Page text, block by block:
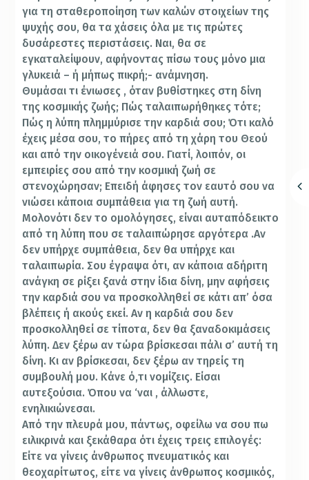
για τη σταθεροποίηση των καλών στοιχείων της
ψυχής σου, θα τα χάσεις όλα με τις πρώτες
δυσάρεστες περιστάσεις. Ναι, θα σε
εγκαταλείψουν, αφήνοντας πίσω τους μόνο μια
γλυκειά – ή μήπως πικρή;- ανάμνηση.
Θυμάσαι τι ένιωσες , όταν βυθίστηκες στη δίνη
της κοσμικής ζωής; Πώς ταλαιπωρήθηκες τότε;
Πώς η λύπη πλημμύρισε την καρδιά σου; Ότι καλό
έχεις μέσα σου, το πήρες από τη χάρη του Θεού
και από την οικογένειά σου. Γιατί, λοιπόν, οι
εμπειρίες σου από την κοσμική ζωή σε
στενοχώρησαν; Επειδή άφησες τον εαυτό σου να
νιώσει κάποια συμπάθεια για τη ζωή αυτή.
Μολονότι δεν το ομολόγησες, είναι αυταπόδεικτο
από τη λύπη που σε ταλαιπώρησε αργότερα .Αν
δεν υπήρχε συμπάθεια, δεν θα υπήρχε και
ταλαιπωρία. Σου έγραψα ότι, αν κάποια αδήριτη
ανάγκη σε ρίξει ξανά στην ίδια δίνη, μην αφήσεις
την καρδιά σου να προσκολληθεί σε κάτι απ’ όσα
βλέπεις ή ακούς εκεί. Αν η καρδιά σου δεν
προσκολληθεί σε τίποτα, δεν θα ξαναδοκιμάσεις
λύπη. Δεν ξέρω αν τώρα βρίσκεσαι πάλι σ’ αυτή τη
δίνη. Κι αν βρίσκεσαι, δεν ξέρω αν τηρείς τη
συμβουλή μου. Κάνε ό,τι νομίζεις. Είσαι
αυτεξούσια. Όπου να ‘ναι , άλλωστε,
ενηλικιώνεσαι.
Από την πλευρά μου, πάντως, οφείλω να σου πω
ειλικρινά και ξεκάθαρα ότι έχεις τρεις επιλογές:
Είτε να γίνεις άνθρωπος πνευματικός και
θεοχαρίτωτος, είτε να γίνεις άνθρωπος κοσμικός,